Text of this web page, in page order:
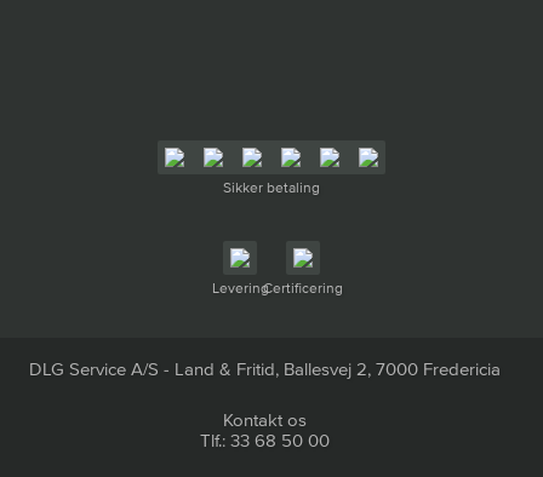
Sikker betaling
LeveringCertificering
DLG Service A/S - Land & Fritid, Ballesvej 2, 7000 Fredericia
Kontakt os
Tlf.: 33 68 50 00